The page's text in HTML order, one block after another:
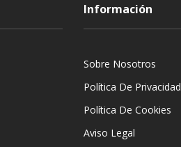
Información
Sobre Nosotros
Política De Privacidad
Política De Cookies
Aviso Legal